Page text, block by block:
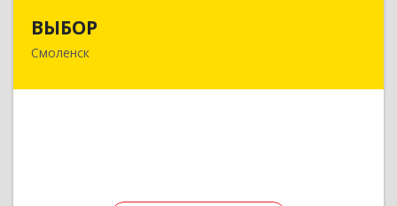
ВЫБОР
Смоленск